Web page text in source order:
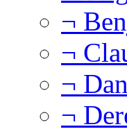
¬
¬
¬
¬